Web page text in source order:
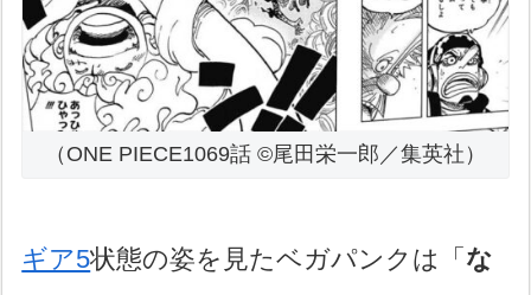
（ONE PIECE1069話 ©尾田栄一郎／集英社）
ギア5状態の姿を見たベガパンクは「 な